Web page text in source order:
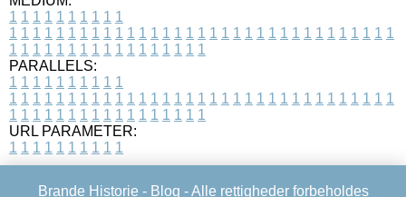
1 1 1 1 1 1 1 1 1 1
1 1 1 1 1 1 1 1 1 1 1 1 1 1 1 1 1 1 1 1 1 1 1 1 1 1 1 1 1 1 1 1 1
1 1 1 1 1 1 1 1 1 1 1 1 1 1 1 1 1
PARALLELS:
1 1 1 1 1 1 1 1 1 1
1 1 1 1 1 1 1 1 1 1 1 1 1 1 1 1 1 1 1 1 1 1 1 1 1 1 1 1 1 1 1 1 1
1 1 1 1 1 1 1 1 1 1 1 1 1 1 1 1 1
URL PARAMETER:
1 1 1 1 1 1 1 1 1 1
Brande Historie - Blog - Alle rettigheder forbeholdes